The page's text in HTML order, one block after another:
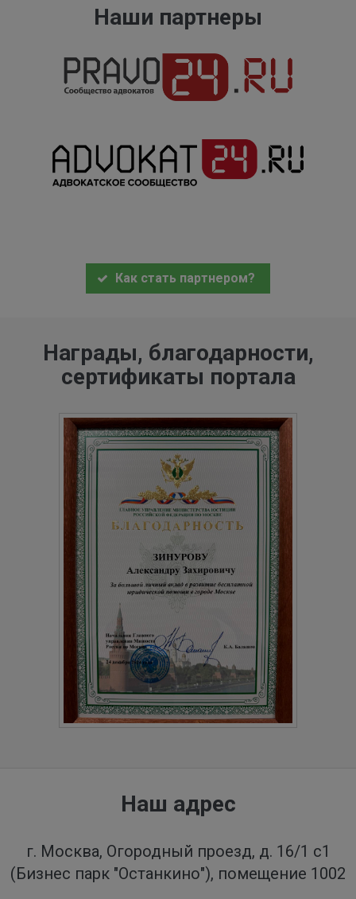
Наши партнеры
Как стать партнером?
Награды, благодарности,
сертификаты портала
Наш адрес
г. Москва, Огородный проезд, д. 16/1 с1
(Бизнес парк "Останкино"), помещение 1002